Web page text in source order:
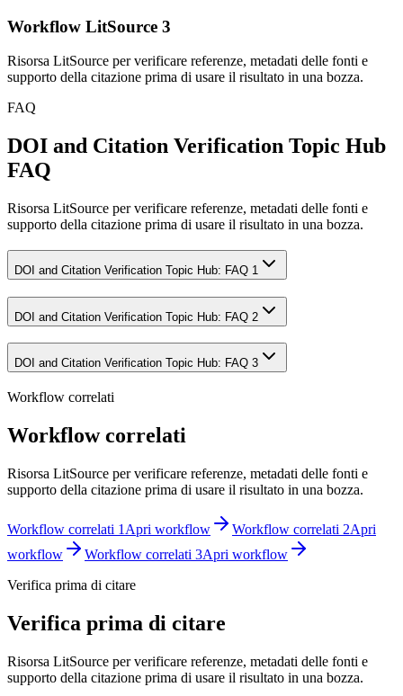
Workflow LitSource 3
Risorsa LitSource per verificare referenze, metadati delle fonti e
supporto della citazione prima di usare il risultato in una bozza.
FAQ
DOI and Citation Verification Topic Hub
FAQ
Risorsa LitSource per verificare referenze, metadati delle fonti e
supporto della citazione prima di usare il risultato in una bozza.
DOI and Citation Verification Topic Hub: FAQ 1
DOI and Citation Verification Topic Hub: FAQ 2
DOI and Citation Verification Topic Hub: FAQ 3
Workflow correlati
Workflow correlati
Risorsa LitSource per verificare referenze, metadati delle fonti e
supporto della citazione prima di usare il risultato in una bozza.
Workflow correlati 1 Apri workflow Workflow correlati 2Apri
workflow
Workflow correlati 3Apri workflow
Verifica prima di citare
Verifica prima di citare
Risorsa LitSource per verificare referenze, metadati delle fonti e
supporto della citazione prima di usare il risultato in una bozza.